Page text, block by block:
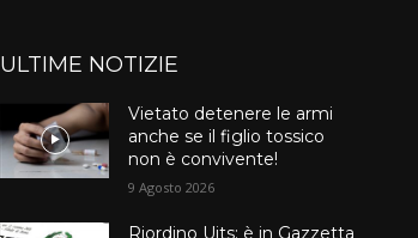
ULTIME NOTIZIE
Vietato detenere le armi
anche se il figlio tossico
non è convivente!
9 Agosto 2026
Riordino Uits: è in Gazzetta